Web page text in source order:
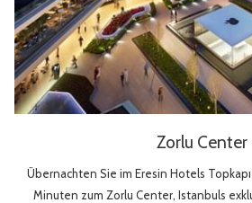
Zorlu Center
Übernachten Sie im Eresin Hotels
Minuten zum Zorlu Center, Istanbuls